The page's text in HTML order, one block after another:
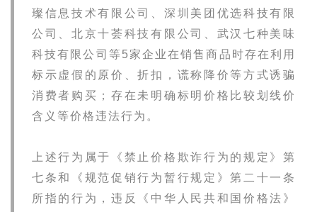
璨信息技术有限公司、深圳美团优选科技有限
公司、北京十荟科技有限公司、武汉七种美味
科技有限公司等5家企业在销售商品时存在利用
标示虚假的原价、折扣，谎称降价等方式诱骗
消费者购买；存在未明确标明价格比较划线价
含义等价格违法行为。
上述行为属于《禁止价格欺诈行为的规定》第
七条和《规范促销行为暂行规定》第二十一条
所指的行为，违反《中华人民共和国价格法》